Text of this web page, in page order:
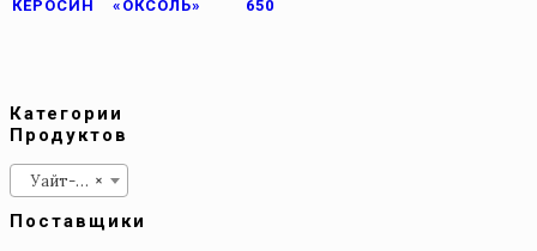
КЕРОСИН
«ОКСОЛЬ»
650
Категории
Продуктов
×
Уайт-спирит
Поставщики